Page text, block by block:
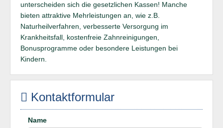
unterscheiden sich die gesetzlichen Kassen! Manche
bieten attraktive Mehrleistungen an, wie z.B.
Naturheilverfahren, verbesserte Versorgung im
Krankheitsfall, kostenfreie Zahnreinigungen,
Bonusprogramme oder besondere Leistungen bei
Kindern.
Kontaktformular
Name